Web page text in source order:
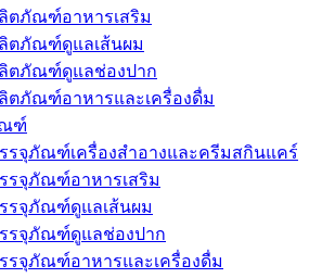
ตภัณฑ์อาหารเสริม
ตภัณฑ์ดูแลเส้นผม
ตภัณฑ์ดูแลช่องปาก
ตภัณฑ์อาหารและเครื่องดื่ม
ฑ์
รจุภัณฑ์เครื่องสำอางและครีมสกินแคร์
รจุภัณฑ์อาหารเสริม
รจุภัณฑ์ดูแลเส้นผม
รจุภัณฑ์ดูแลช่องปาก
รจุภัณฑ์อาหารและเครื่องดื่ม